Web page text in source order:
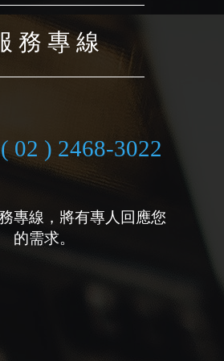
務 專 線
( 02 ) 2468-3022
專線，將有專人回應您
的需求。